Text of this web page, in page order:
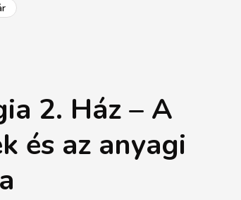
2. Ház – A
és az anyagi